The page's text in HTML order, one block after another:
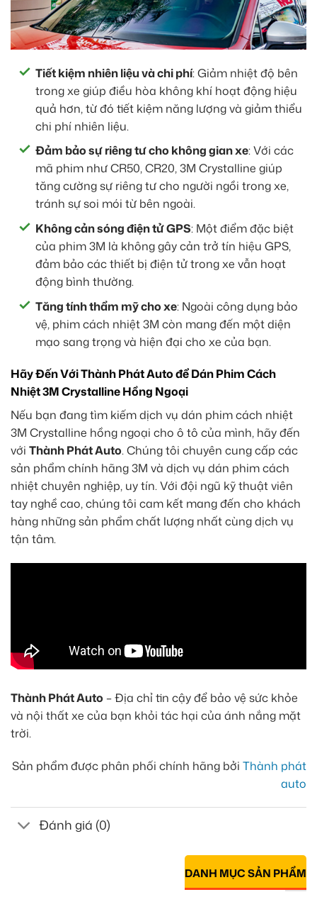
Tiết kiệm nhiên liệu và chi phí: Giảm nhiệt độ bên
trong xe giúp điều hòa không khí hoạt động hiệu
quả hơn, từ đó tiết kiệm năng lượng và giảm thiểu
chi phí nhiên liệu.
Đảm bảo sự riêng tư cho không gian xe: Với các
mã phim như CR50, CR20, 3M Crystalline giúp
tăng cường sự riêng tư cho người ngồi trong xe,
tránh sự soi mói từ bên ngoài.
Không cản sóng điện tử GPS: Một điểm đặc biệt
của phim 3M là không gây cản trở tín hiệu GPS,
đảm bảo các thiết bị điện tử trong xe vẫn hoạt
động bình thường.
Tăng tính thẩm mỹ cho xe: Ngoài công dụng bảo
vệ, phim cách nhiệt 3M còn mang đến một diện
mạo sang trọng và hiện đại cho xe của bạn.
Hãy Đến Với Thành Phát Auto để DánPhim Cách
Nhiệt 3M Crystalline Hồng Ngoại
Nếu bạn đang tìm kiếm dịch vụ dán phim cách nhiệt
3M Crystalline hồng ngoại cho ô tô của mình, hãy đến
với Thành Phát Auto. Chúng tôi chuyên cung cấp các
sản phẩm chính hãng 3M và dịch vụ dán phim cách
nhiệt chuyên nghiệp, uy tín. Với đội ngũ kỹ thuật viên
tay nghề cao, chúng tôi cam kết mang đến cho khách
hàng những sản phẩm chất lượng nhất cùng dịch vụ
tận tâm.
Thành Phát Auto – Địa chỉ tin cậy để bảo vệ sức khỏe
và nội thất xe của bạn khỏi tác hại của ánh nắng mặt
trời.
Sản phẩm được phân phối chính hãng bởi Thành phát
auto
Đánh giá (0)
DANH MỤC SẢN PHẨM